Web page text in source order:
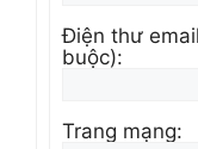
Điện thư
buộc):
Trang mạng: